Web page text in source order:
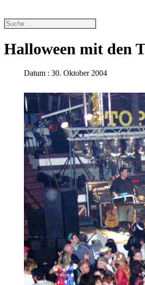
Halloween mit den
Datum : 30. Oktober 2004